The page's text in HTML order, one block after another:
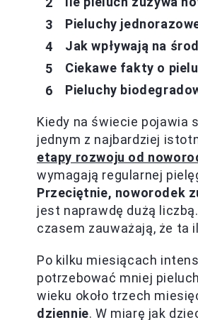
Pieluchy
Jak wpływają na
Ciekawe fakty o
Pieluchy
Kiedy na świecie pojawia
jednym z najbardziej
etapy rozwoju od
wymagają regularnej
Przeciętnie, noworodek
jest naprawdę dużą
czasem zauważają, że ta
Po kilku miesiącach
potrzebować mniej
wieku około trzech
dziennie. W miarę jak